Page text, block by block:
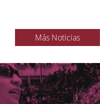
Más Noticias